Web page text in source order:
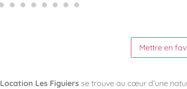
Mettre en
Location Les Figuiers se trouve au cœur d’une